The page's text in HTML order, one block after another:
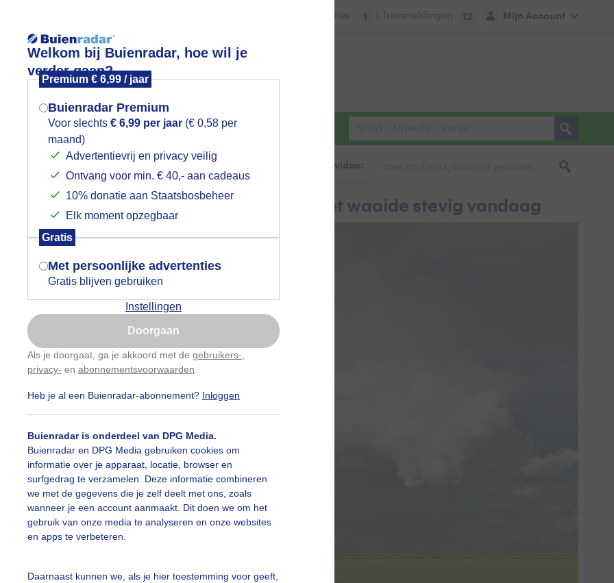
Welkom bij Buienradar, hoe wil je
verder gaan?
Premium € 6,99 / jaar
Buienradar Premium
Voor slechts € 6,99 per jaar (€ 0,58 per
maand)
Advertentievrij en privacy veilig
Ontvang voor min. € 40,- aan cadeaus
10% donatie aan Staatsbosbeheer
Elk moment opzegbaar
Gratis
Met persoonlijke advertenties
Gratis blijven gebruiken
Instellingen
Doorgaan
Als je doorgaat, ga je akkoord met de gebruikers-
privacy- en abonnementsvoorwaarden
Heb je al een Buienradar-abonnement? Inloggen
Buienradar is onderdeel van DPG Media.
Buienradar en DPG Media gebruiken cookies om
informatie over je apparaat, locatie, browser en
surfgedrag te verzamelen. Deze informatie combineren
we met de gegevens die je zelf deelt met ons, zoals
wanneer je een account aanmaakt. Dit doen we om het
gebruik van onze media te analyseren en onze websites
en apps te verbeteren.
Daarnaast kunnen we, als je hier toestemming voor geeft,
Mijn Account
Files 1 | Treinmeldingen 12
Foto en video Weerzine
Zoeken in foto & video:
genoeg energie opgewekt, het waaide stevig vandaag
Mogen we je locatie gebruiken voor
het weer?
Indien je hier nog geen akkoord op hebt
gegeven, verschijnt er zo een pop-up uit
je browser waarin deze toestemming
gevraagd wordt.
Is goed, toon de popup
Nu niet, misschien later
Gebruik je Safari en wil je niet elke dag deze pop-up
Klikhierom dit aan te passen